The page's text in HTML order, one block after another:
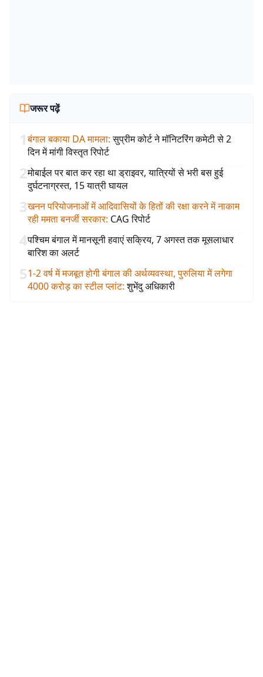
जरूर पढ़ें
1बंगाल बकाया DA मामला: सुप्रीम कोर्ट ने मॉनिटरिंग कमेटी से 2
दिन में मांगी विस्तृत रिपोर्ट
2मोबाईल पर बात कर रहा था ड्राइवर, यात्रियों से भरी बस हुई
दुर्घटनाग्रस्त, 15 यात्री घायल
3खनन परियोजनाओं में आदिवासियों के हितों की रक्षा करने में नाकाम
रही ममता बनर्जी सरकार: CAG रिपोर्ट
4पश्चिम बंगाल में मानसूनी हवाएं सक्रिय, 7 अगस्त तक मूसलाधार
बारिश का अलर्ट
51-2 वर्ष में मजबूत होगी बंगाल की अर्थव्यवस्था, पुरुलिया में लगेगा
4000 करोड़ का स्टील प्लांट: शुभेंदु अधिकारी